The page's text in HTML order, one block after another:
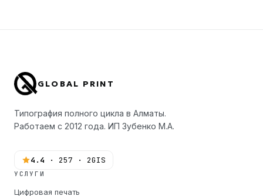
GLOBAL PRINT
Типография полного цикла в Алматы.
Работаем с 2012 года. ИП Зубенко М.А.
4.4 · 257 · 2GIS
УСЛУГИ
Цифровая печать